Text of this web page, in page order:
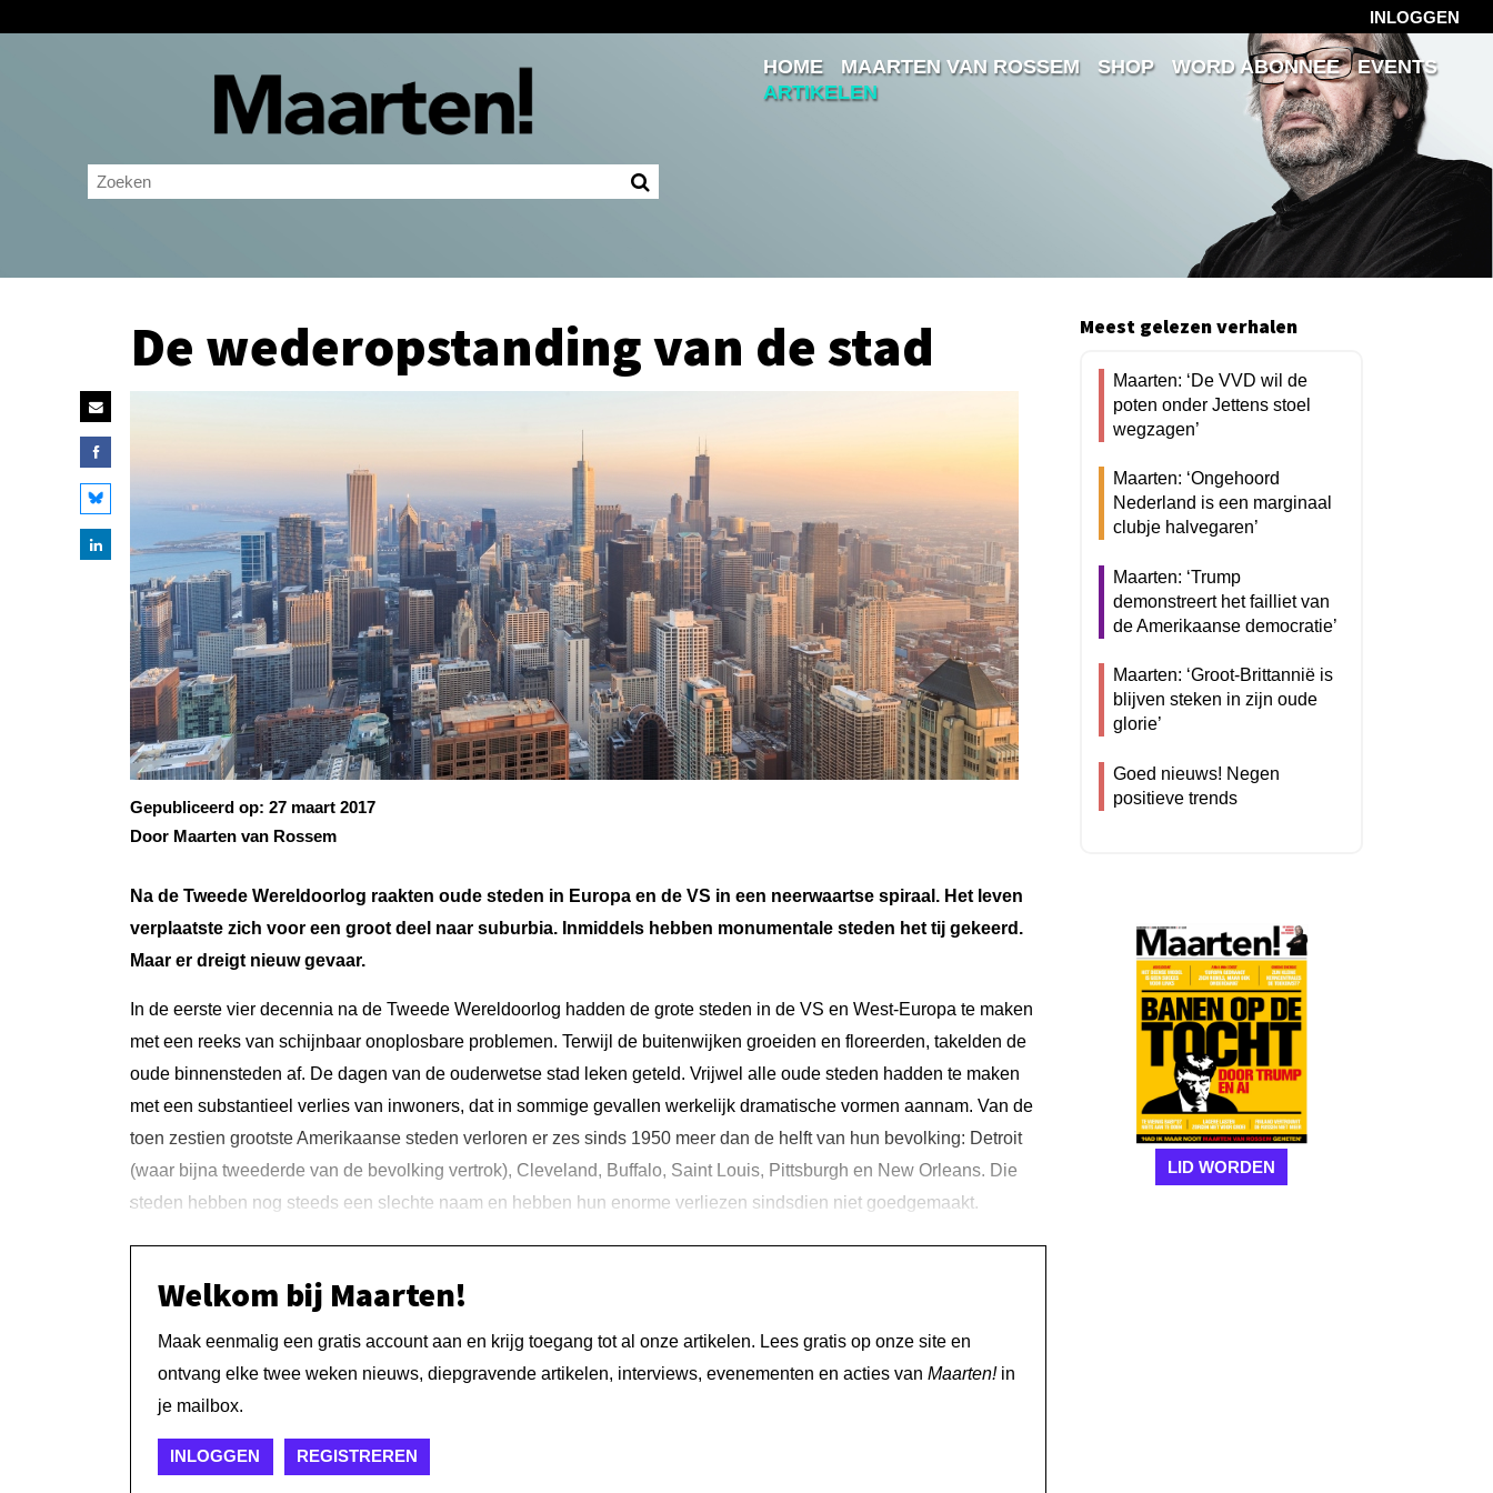
INLOGGEN
Inloggen
Ingelogd blijven
HOME MAARTEN VAN ROSSEM SHOP WORD ABONNEE
EVENTS
ARTIKELEN
De wederopstanding van de stad
Gepubliceerd op: 27 maart 2017
Door Maarten van Rossem
Na de Tweede Wereldoorlog raakten oude steden in Europa en de VS in een neerwaartse spiraal. Het leven
verplaatste zich voor een groot deel naar suburbia. Inmiddels hebben monumentale steden het tij gekeerd.
Maar er dreigt nieuw gevaar.
In de eerste vier decennia na de Tweede Wereldoorlog hadden de grote steden in de VS en West-Europa te maken
met een reeks van schijnbaar onoplosbare problemen. Terwijl de buitenwijken groeiden en floreerden, takelden de
oude binnensteden af. De dagen van de ouderwetse stad leken geteld. Vrijwel alle oude steden hadden te maken
met een substantieel verlies van inwoners, dat in sommige gevallen werkelijk dramatische vormen aannam. Van de
toen zestien grootste Amerikaanse steden verloren er zes sinds 1950 meer dan de helft van hun bevolking: Detroit
(waar bijna tweederde van de bevolking vertrok), Cleveland, Buffalo, Saint Louis, Pittsburgh en New Orleans. Die
steden hebben nog steeds een slechte naam en hebben hun enorme verliezen sindsdien niet goedgemaakt.
Welkom bij Maarten!
Maak eenmalig een gratis account aan en krijg toegang tot al onze artikelen. Lees gratis op onze site en
ontvang elke twee weken nieuws, diepgravende artikelen, interviews, evenementen en acties van Maarten!in
je mailbox.
INLOGGEN REGISTREREN
Meest gelezen verhalen
Maarten: ‘De VVD wil de
poten onder Jettens stoel
wegzagen’
Maarten: ‘Ongehoord
Nederland is een marginaal
clubje halvegaren’
Maarten: ‘Trump
demonstreert het failliet van
de Amerikaanse democratie’
Maarten: ‘Groot-Brittannië is
blijven steken in zijn oude
glorie’
Goed nieuws! Negen
positieve trends
LID WORDEN